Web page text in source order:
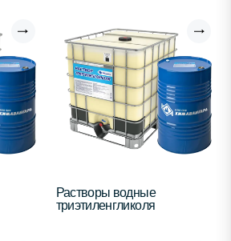
Растворы водные
триэтиленгликоля